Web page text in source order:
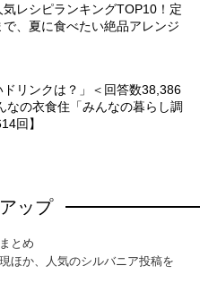
気レシピランキングTOP10！定
、夏に食べたい絶品アレンジ
ドリンクは？」＜回答数38,386
なの衣食住「みんなの暮らし調
回】
ップ
とめ
ほか、人気のシルバニア投稿を